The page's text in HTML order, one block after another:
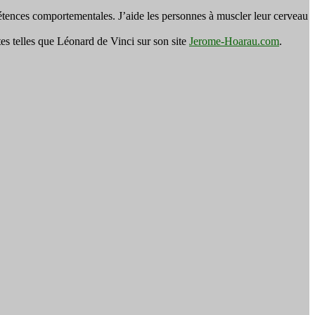
comportementales. J’aide les personnes à muscler leur cerveau
telles que Léonard de Vinci sur son site Jerome-Hoarau.com.